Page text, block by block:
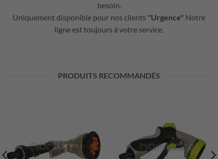
besoin.
Uniquement disponible pour nos clients "Urgence" Notre
ligne est toujours à votre service.
PRODUITS RECOMMANDÉS